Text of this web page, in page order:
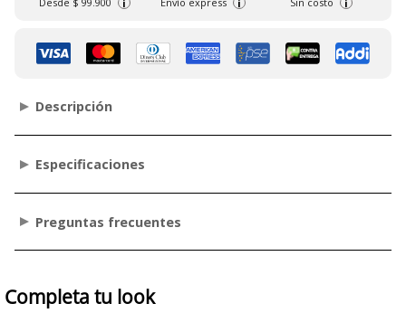
i i i
Descripción
Especificaciones
Preguntas frecuentes
Completa tu look